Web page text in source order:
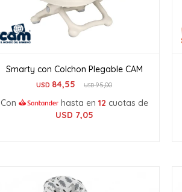
Smarty con Colchon Plegable CAM
USD 84,55 USD95,00
Con hasta en 12 cuotas de
USD 7,05